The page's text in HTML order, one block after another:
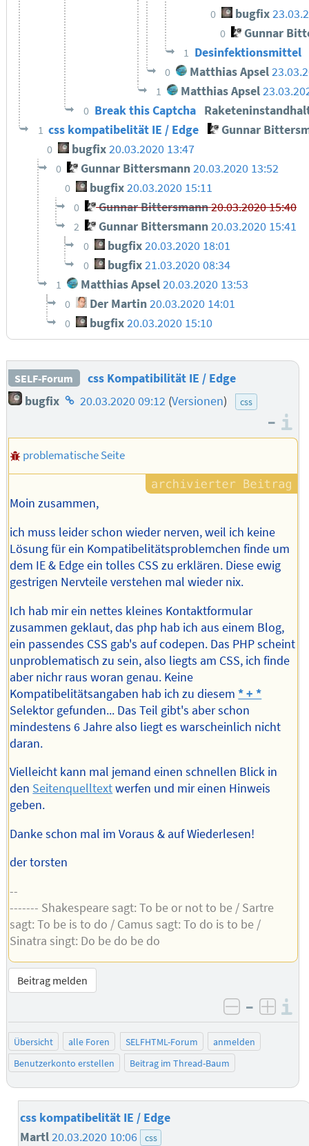
0 bugfix
0 Gunnar
1 Desinfektionsmittel
0 Matthias Apsel
1 Matthias Apsel
0 Break this Captcha
1 css kompatibelität IE / Edge Gunnar
0 bugfix 20.03.2020 13:47
0 Gunnar Bittersmann20.03.2020 13:52
0 bugfix20.03.2020 15:11
0 Gunnar Bittersmann20.03.2020 15:40
2 Gunnar Bittersmann20.03.2020 15:41
0 bugfix20.03.2020 18:01
0 bugfix21.03.2020 08:34
1 Matthias Apsel20.03.2020 13:53
0 Der Martin20.03.2020 14:01
0 bugfix20.03.2020 15:10
SELF-Forum
css Kompatibilität IE / Edge
bugfix Homepage
Autors
20.03.2020 09:12 (Versionen) css
–
problematische Seite
Moin zusammen,
ich muss leider schon wieder nerven, weil ich keine
Lösung für ein Kompatibelitätsproblemchen finde um
dem IE & Edge ein tolles CSS zu erklären. Diese ewig
gestrigen Nervteile verstehen mal wieder nix.
Ich hab mir ein nettes kleines Kontaktformular
zusammen geklaut, das php hab ich aus einem Blog,
ein passendes CSS gab's auf codepen. Das PHP scheint
unproblematisch zu sein, also liegts am CSS, ich finde
aber nichr raus woran genau. Keine
Kompatibelitätsangaben hab ich zu diesem* + *
Selektor gefunden... Das Teil gibt's aber schon
mindestens 6 Jahre also liegt es warscheinlich nicht
daran.
Vielleicht kann mal jemand einen schnellen Blick in
den Seitenquelltextwerfen und mir einen Hinweis
geben.
Danke schon mal im Voraus & auf Wiederlesen!
der torsten
--
------- Shakespeare sagt: To be or not to be / Sartre
sagt: To be is to do / Camus sagt: To do is to be /
Sinatra singt: Do be do be do
Beitrag melden
negativ
–
Übersicht alle Foren SELFHTML-Forum
anmelden
Benutzerkonto erstellen
Beitrag im Thread-Baum
css kompatibelität IE / Edge
Martl20.03.2020 10:06 css